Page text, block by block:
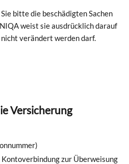
bitte die beschädigten Sachen
weist sie ausdrücklich darauf
verändert werden darf.
Versicherung
zur Überweisung